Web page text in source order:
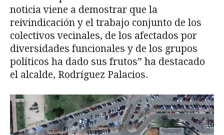
noticia viene a demostrar que la
reivindicación y el trabajo conjunto de los
colectivos vecinales, de los afectados por
diversidades funcionales y de los grupos
políticos ha dado sus frutos” ha destacado
el alcalde, Rodríguez Palacios.